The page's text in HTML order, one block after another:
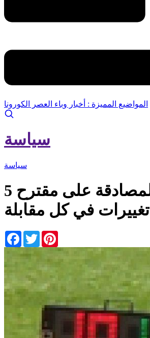
المواضيع المميزة : أخبار وباء العصر الكورونا
سياسة
سياسة
رسميا: المصادقة على مقترح 5
تغييرات في كل مقابلة
Facebook
Twitter